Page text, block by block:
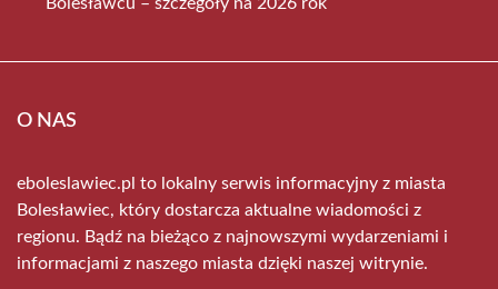
O NAS
eboleslawiec.pl to lokalny serwis informacyjny z miasta
Bolesławiec, który dostarcza aktualne wiadomości z
regionu. Bądź na bieżąco z najnowszymi wydarzeniami i
informacjami z naszego miasta dzięki naszej witrynie.